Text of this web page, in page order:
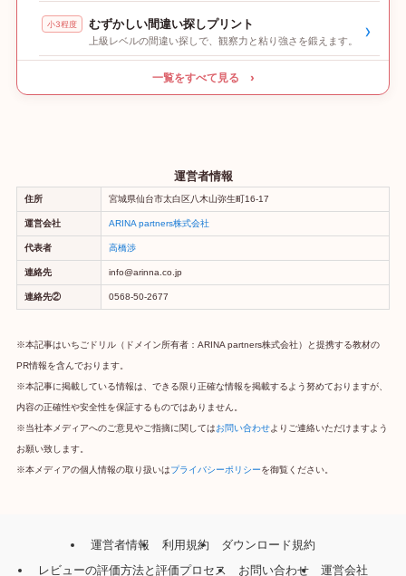
小3程度 むずかしい間違い探しプリント
上級レベルの間違い探しで、観察力と粘り強さを鍛えます。 ›
一覧をすべて見る ›
運営者情報
住所 宮城県仙台市太白区八木山弥生町16-17
運営会社 ARINA partners株式会社
代表者 高橋渉
連絡先 info@arinna.co.jp
連絡先② 0568-50-2677
※本記事はいちごドリル（ドメイン所有者：ARINA partners株式会社）と提携する教材の
PR情報を含んでおります。
※本記事に掲載している情報は、できる限り正確な情報を掲載するよう努めておりますが、
内容の正確性や安全性を保証するものではありません。
※当社本メディアへのご意見やご指摘に関してはお問い合わせよりご連絡いただけますよう
お願い致します。
※本メディアの個人情報の取り扱いはプライバシーポリシーを御覧ください。
運営者情報 利用規約
ダウンロード規約
レビューの評価方法と評価プロセス
お問い合わせ 運営会社